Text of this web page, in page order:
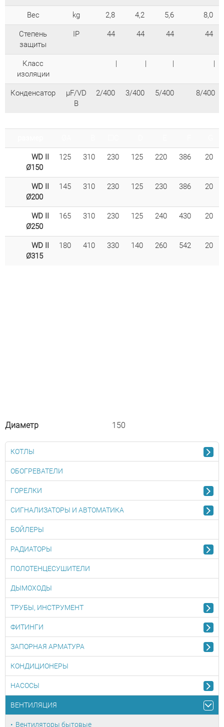
Bec kg 2,8 4,2 5,6 8,0
Степень
защиты
IP 44 44 44 44
Класс
изоляции
| | | |
Конденсатор
µF/VD
B
2/400 3/400 5/400 8/400
WD II
Ø150
125 310 230 125 220 386 20
WD II
Ø200
145 310 230 125 230 386 20
WD II
Ø250
165 310 230 125 240 430 20
WD II
Ø315
180 410 330 140 260 542 20
Диаметр 150
КОТЛЫ
ОБОГРЕВАТЕЛИ
ГОРЕЛКИ
СИГНАЛИЗАТОРЫ И АВТОМАТИКА
БОЙЛЕРЫ
РАДИАТОРЫ
ПОЛОТЕНЦЕСУШИТЕЛИ
ДЫМОХОДЫ
ТРУБЫ, ИНСТРУМЕНТ
ФИТИНГИ
ЗАПОРНАЯ АРМАТУРА
КОНДИЦИОНЕРЫ
НАСОСЫ
ВЕНТИЛЯЦИЯ
Вентиляторы бытовые